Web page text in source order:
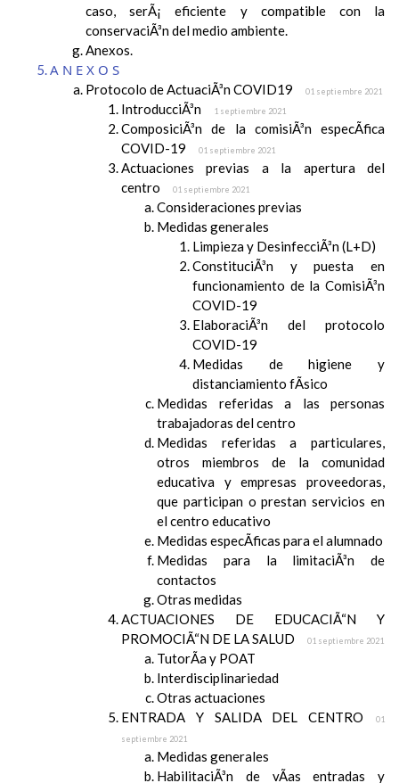
caso, serÃ¡ eficiente y compatible con la
conservaciÃ³n del medio ambiente.
Anexos.
ANEXOS
Protocolo de ActuaciÃ³n COVID19 01 septiembre 2021
IntroducciÃ³n 1 septiembre 2021
ComposiciÃ³n de la comisiÃ³n especÃ­fica
COVID-19
01 septiembre 2021
Actuaciones previas a la apertura del
centro
01 septiembre 2021
Consideraciones previas
Medidas generales
Limpieza y DesinfecciÃ³n (L+D)
ConstituciÃ³n y puesta en
funcionamiento de la ComisiÃ³n
COVID-19
ElaboraciÃ³n del protocolo
COVID-19
Medidas de higiene y
distanciamiento fÃ­sico
Medidas referidas a las personas
trabajadoras del centro
Medidas referidas a particulares,
otros miembros de la comunidad
educativa y empresas proveedoras,
que participan o prestan servicios en
el centro educativo
Medidas especÃ­ficas para el alumnado
Medidas para la limitaciÃ³n de
contactos
Otras medidas
ACTUACIONES DE EDUCACIÃ“N Y
PROMOCIÃ“N DE LA SALUD
01 septiembre 2021
TutorÃ­a y POAT
Interdisciplinariedad
Otras actuaciones
ENTRADA Y SALIDA DEL CENTRO
01
septiembre 2021
Medidas generales
HabilitaciÃ³n de vÃ­as entradas y